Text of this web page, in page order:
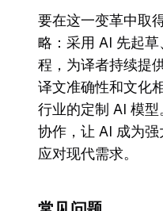
要在这一变革中取
略：采用 AI 先起
程，为译者持续提
译文准确性和文化
行业的定制 AI 模
协作，让 AI 成为
应对现代需求。